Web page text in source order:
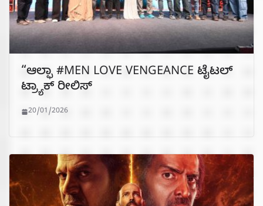
“ಆಲ್ಫಾ #MEN LOVE VENGEANCE ಟೈಟಲ್
ಟ್ರ್ಯಾಕ್ ರೀಲಿಸ್
20/01/2026